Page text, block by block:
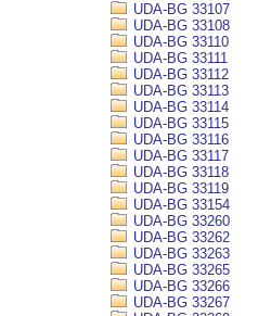
UDA-BG 33107
UDA-BG 33108
UDA-BG 33110
UDA-BG 33111
UDA-BG 33112
UDA-BG 33113
UDA-BG 33114
UDA-BG 33115
UDA-BG 33116
UDA-BG 33117
UDA-BG 33118
UDA-BG 33119
UDA-BG 33154
UDA-BG 33260
UDA-BG 33262
UDA-BG 33263
UDA-BG 33265
UDA-BG 33266
UDA-BG 33267